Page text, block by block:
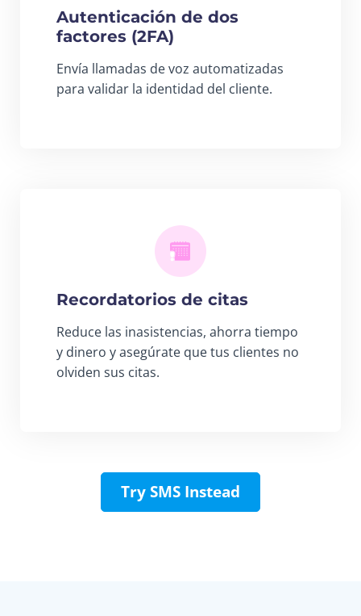
Autenticación de dos
factores (2FA)
Envía llamadas de voz automatizadas
para validar la identidad del cliente.
Recordatorios de citas
Reduce las inasistencias, ahorra tiempo
y dinero y asegúrate que tus clientes no
olviden sus citas.
Try SMS Instead